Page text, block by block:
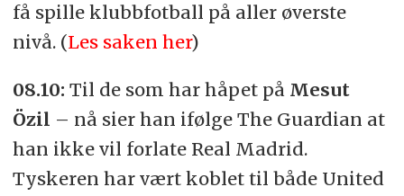
få spille klubbfotball på aller øverste
nivå. (Les saken her)
08.10: Til de som har håpet på Mesut
Özil – nå sier han ifølge The Guardian at
han ikke vil forlate Real Madrid.
Tyskeren har vært koblet til både United